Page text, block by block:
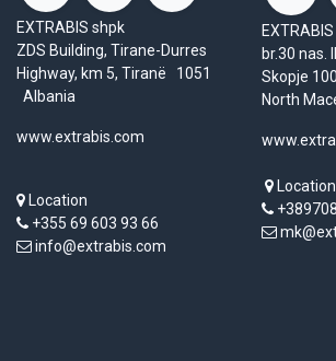
EXTRABIS shpk
ZDS Building, Tirane-Durres
Highway, km 5, Tiranë 1051
Albania
www.extrabis.com
Location
+355 69 603 93 66
info@extrabis.com
br.30 nas.
Skopje
North
Location